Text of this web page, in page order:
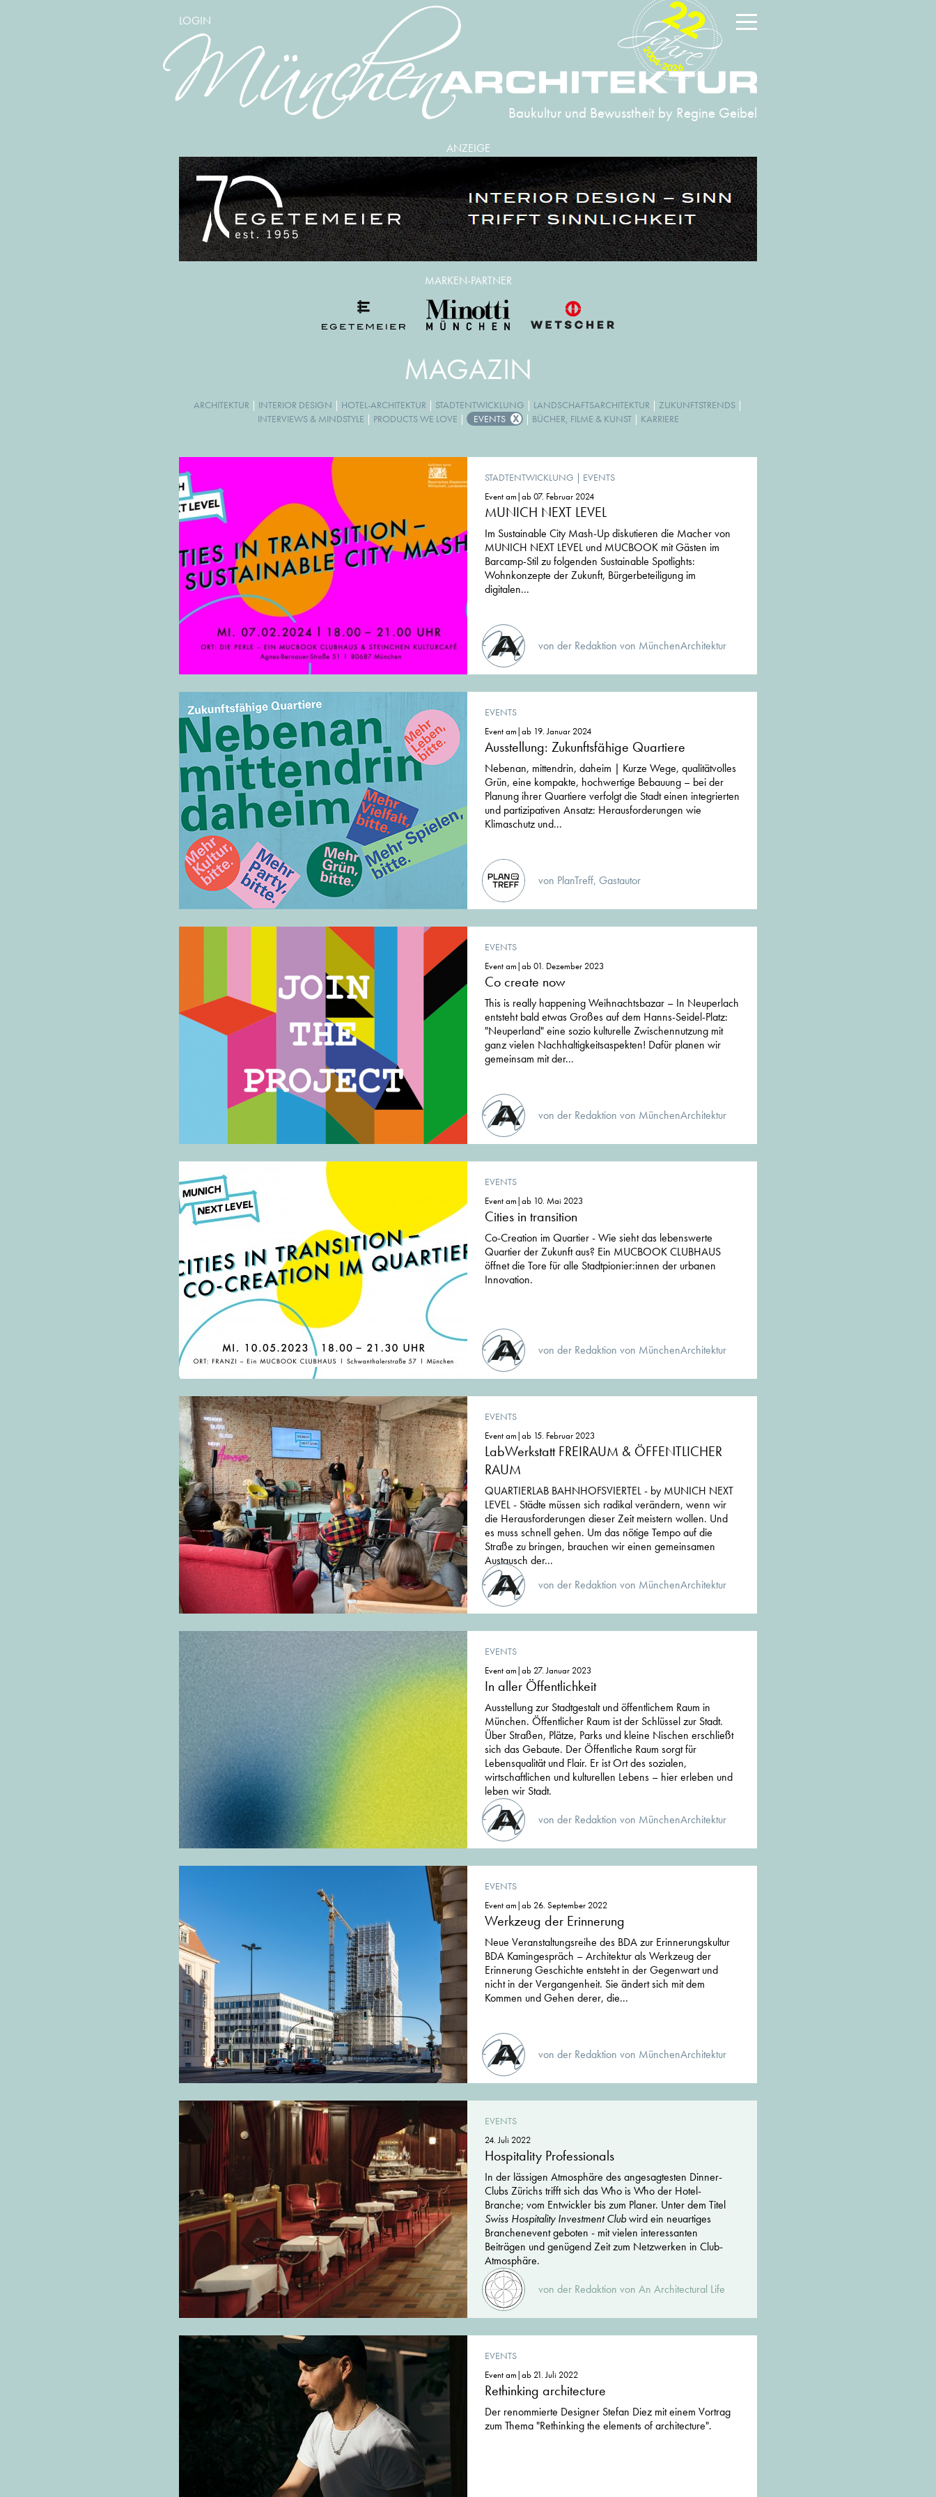
LOGIN
Baukultur und Bewusstheit by Regine Geibel
2004-2026
22
ANZEIGE
MAGAZIN
ARCHITEKTUR | INTERIOR DESIGN | HOTEL-ARCHITEKTUR | STADTENTWICKLUNG | LANDSCHAFTSARCHITEKTUR | ZUKUNFTSTRENDS |
INTERVIEWS & MINDSTYLE | PRODUCTS WE LOVE | EVENTS | BÜCHER, FILME & KUNST| KARRIERE
STADTENTWICKLUNG | EVENTS
Event am|ab 07. Februar 2024
MUNICH NEXT LEVEL
Im Sustainable City Mash-Up diskutieren die Macher von
MUNICH NEXT LEVEL und MUCBOOK mit Gästen im
Barcamp-Stil zu folgenden Sustainable Spotlights:
Wohnkonzepte der Zukunft, Bürgerbeteiligung im
digitalen...
von der Redaktion von MünchenArchitektur
EVENTS
Event am|ab 19. Januar 2024
Ausstellung: Zukunftsfähige Quartiere
Nebenan, mittendrin, daheim | Kurze Wege, qualitätvolles
Grün, eine kompakte, hochwertige Bebauung – bei der
Planung ihrer Quartiere verfolgt die Stadt einen integrierten
und partizipativen Ansatz: Herausforderungen wie
Klimaschutz und...
von PlanTreff, Gastautor
EVENTS
Event am|ab 01. Dezember 2023
Co create now
This is really happening Weihnachtsbazar – In Neuperlach
entsteht bald etwas Großes auf dem Hanns-Seidel-Platz:
"Neuperland" eine sozio kulturelle Zwischennutzung mit
ganz vielen Nachhaltigkeitsaspekten! Dafür planen wir
gemeinsam mit der...
von der Redaktion von MünchenArchitektur
EVENTS
Event am|ab 10. Mai 2023
Cities in transition
Co-Creation im Quartier - Wie sieht das lebenswerte
Quartier der Zukunft aus? Ein MUCBOOK CLUBHAUS
öffnet die Tore für alle Stadtpionier:innen der urbanen
Innovation.
von der Redaktion von MünchenArchitektur
EVENTS
Event am|ab 15. Februar 2023
LabWerkstatt FREIRAUM & ÖFFENTLICHER
RAUM
QUARTIERLAB BAHNHOFSVIERTEL - by MUNICH NEXT
LEVEL - Städte müssen sich radikal verändern, wenn wir
die Herausforderungen dieser Zeit meistern wollen. Und
es muss schnell gehen. Um das nötige Tempo auf die
Straße zu bringen, brauchen wir einen gemeinsamen
Austausch der...
von der Redaktion von MünchenArchitektur
EVENTS
Event am|ab 27. Januar 2023
In aller Öffentlichkeit
Ausstellung zur Stadtgestalt und öffentlichem Raum in
München. Öffentlicher Raum ist der Schlüssel zur Stadt.
Über Straßen, Plätze, Parks und kleine Nischen erschließt
sich das Gebaute. Der Öffentliche Raum sorgt für
Lebensqualität und Flair. Er ist Ort des sozialen,
wirtschaftlichen und kulturellen Lebens – hier erleben und
leben wir Stadt.
von der Redaktion von MünchenArchitektur
EVENTS
Event am|ab 26. September 2022
Werkzeug der Erinnerung
Neue Veranstaltungsreihe des BDA zur Erinnerungskultur
BDA Kamingespräch – Architektur als Werkzeug der
Erinnerung Geschichte entsteht in der Gegenwart und
nicht in der Vergangenheit. Sie ändert sich mit dem
Kommen und Gehen derer, die...
von der Redaktion von MünchenArchitektur
EVENTS
24. Juli 2022
Hospitality Professionals
In der lässigen Atmosphäre des angesagtesten Dinner-
Clubs Zürichs trifft sich das Who is Who der Hotel-
Branche; vom Entwickler bis zum Planer. Unter dem Titel
Swiss Hospitality Investment Clubwird ein neuartiges
Branchenevent geboten - mit vielen interessanten
Beiträgen und genügend Zeit zum Netzwerken in Club-
Atmosphäre.
von der Redaktion von An Architectural Life
EVENTS
Event am|ab 21. Juli 2022
Rethinking architecture
Der renommierte Designer Stefan Diez mit einem Vortrag
zum Thema "Rethinking the elements of architecture".